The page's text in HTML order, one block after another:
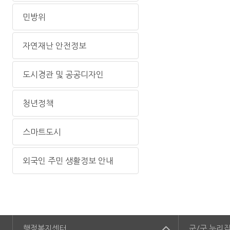
민방위
자연재난 안전정보
도시경관 및 공공디자인
청년정책
스마트도시
외국인 주민 생활정보 안내
행정복지센터 군/구 누리집